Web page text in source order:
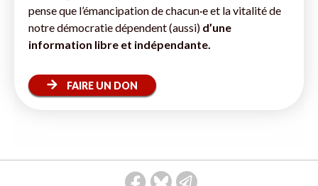
pense que l’émancipation de chacun·e et la vitalité de
notre démocratie dépendent (aussi) d’une
information libre et indépendante.
FAIRE UN DON